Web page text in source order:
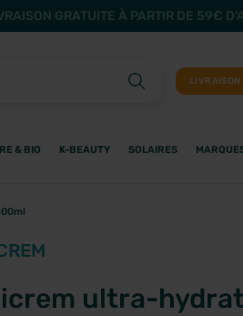
GRATUITE À PARTIR DE 59€
& BIO K-BEAUTY SOLAIRES
ultra-